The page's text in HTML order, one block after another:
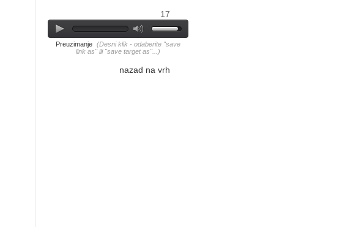
17
Preuzimanje (Desni klik - odaberite "save
link as" ili "save target as"...)
nazad na vrh